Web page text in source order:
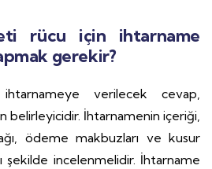
rücu için ihtarname
gerekir?
verilecek cevap,
belirleyicidir. İhtarnamenin içeriği,
ödeme makbuzları ve kusur
şekilde incelenmelidir. İhtarname